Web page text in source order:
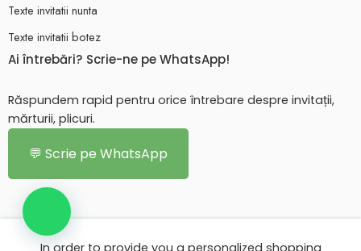
Texte invitatii nunta
Texte invitatii botez
Ai întrebări? Scrie-ne pe WhatsApp!
Răspundem rapid pentru orice întrebare despre invitații,
mărturii, plicuri.
💬 Scrie pe WhatsApp
In order to provide you a personalized shopping